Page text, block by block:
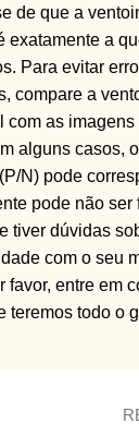
de que a
exatamente a
Para evitar
compare a
com as
alguns casos,
N) pode
pode não ser
tiver dúvidas
com o seu
favor, entre em
teremos todo o